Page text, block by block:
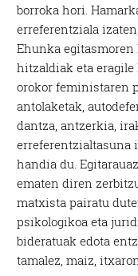
borroka hori.
erreferentziala
Ehunka egitasmoren
hitzaldiak eta eragile
orokor feministaren
antolaketak,
dantza, antzerkia,
erreferentzialtasuna
handia du.
ematen diren
matxista pairatu
psikologikoa eta
bideratuak edota
tamalez, maiz,